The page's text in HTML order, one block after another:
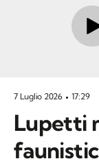
7 Luglio 2026 17:29
Lupetti